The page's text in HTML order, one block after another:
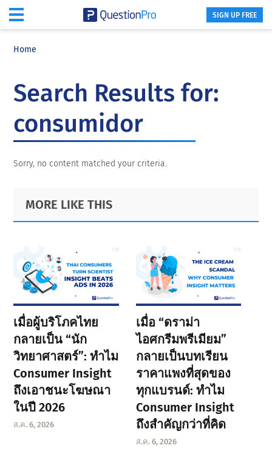
SIGN UP FREE
Home
Search Results for:
consumidor
Sorry, no content matched your criteria.
Primary
Sidebar
Footer
MORE LIKE THIS
เมื่อผู้บริโภคไทย
กลายเป็น “นัก
วิทยาศาสตร์”: ทำไม
Consumer Insight
ถึงเอาชนะโฆษณา
ในปี 2026
ส.ค. 6, 2026
เมื่อ “ดราม่า
ไอศกรีมพรีเมียม”
กลายเป็นบทเรียน
ราคาแพงที่สุดของ
ทุกแบรนด์: ทำไม
Consumer Insight
ถึงสำคัญกว่าที่คิด
ส.ค. 6, 2026